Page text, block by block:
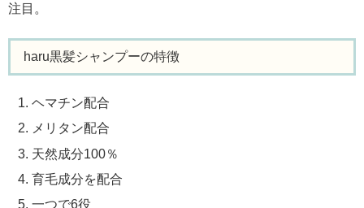
注目。
haru黒髪シャンプーの特徴
ヘマチン配合
メリタン配合
天然成分100％
育毛成分を配合
一つで6役